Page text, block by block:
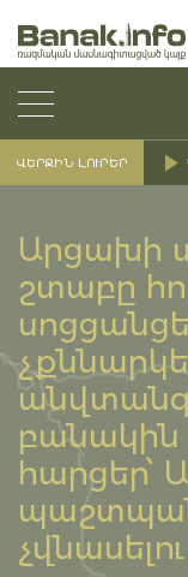
ՎԵՐՋԻՆ ԼՈՒՐԵՐ
Արցախի
շտաբը
բանակին
հարցեր՝